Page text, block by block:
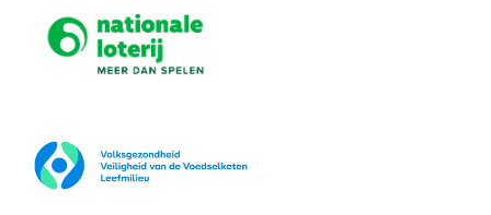
Nationale loterij